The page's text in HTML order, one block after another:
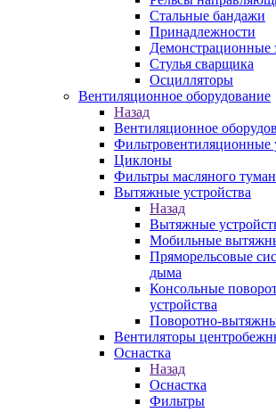
Стальные бандажи
Принадлежности
Демонстрационные
Стулья сварщика
Осцилляторы
Вентиляционное оборудование
Назад
Вентиляционное
Фильтровентиляционные
Циклоны
Фильтры масляного
Вытяжные устройства
Назад
Вытяжные
Мобильные
Пряморельсовые
дыма
Консольные
устройства
Поворотно-
Вентиляторы
Оснастка
Назад
Оснастка
Фильтры